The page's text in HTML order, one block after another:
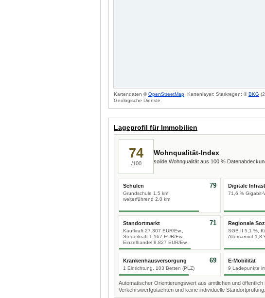
Kartendaten ©OpenStreetMap . Kartenlayer: Starkregen: ©BKG
Geologische Dienste.
Lageprofil für Immobilien
74
/100
Wohnqualität-Index
solide Wohnqualität aus 100 %
Schulen
Grundschule 1,5 km,
weiterführend 2,0 km
79 Digitale
71,6 % Gigabit-
Standortmarkt
Kaufkraft 27.307 EUR/Ew.,
Steuerkraft 1.167 EUR/Ew.,
Einzelhandel 8.827 EUR/Ew.
71 Regionale
SGB II 5,1 %,
Altersarmut 1,8
Krankenhausversorgung
1 Einrichtung, 103 Betten (PLZ)
69 E-Mobilität
9 Ladepunkte
Automatischer Orientierungswert aus amtlichen und öffentlich
Verkehrswertgutachten und keine individuelle Standortprüfung.